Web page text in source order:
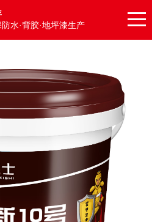
水·背胶·地坪漆生产